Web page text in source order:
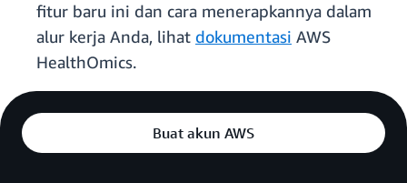
fitur baru ini dan cara menerapkannya dalam
alur kerja Anda, lihat dokumentasi AWS
HealthOmics.
Buat akun AWS